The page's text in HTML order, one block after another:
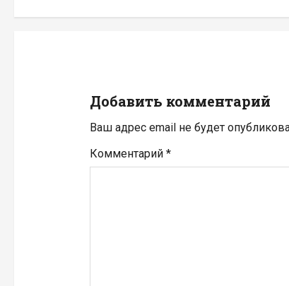
а
я
п
о
Добавить комментарий
Ваш адрес email не будет
Комментарий *